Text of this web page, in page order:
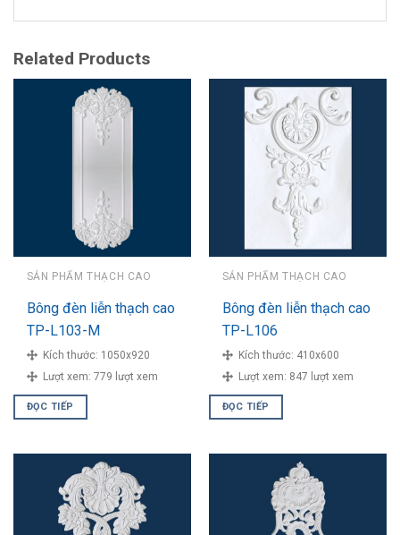
Related Products
SẢN PHẨM THẠCH CAO
Bông đèn liễn thạch cao
TP-L103-M
Kích thước: 1050x920
Lượt xem: 779 lượt xem
ĐỌC TIẾP
SẢN PHẨM THẠCH CAO
Bông đèn liễn thạch cao
TP-L106
Kích thước: 410x600
Lượt xem: 847 lượt xem
ĐỌC TIẾP